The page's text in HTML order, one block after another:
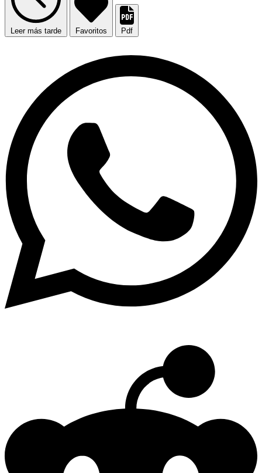
Leer más tarde Favoritos Pdf